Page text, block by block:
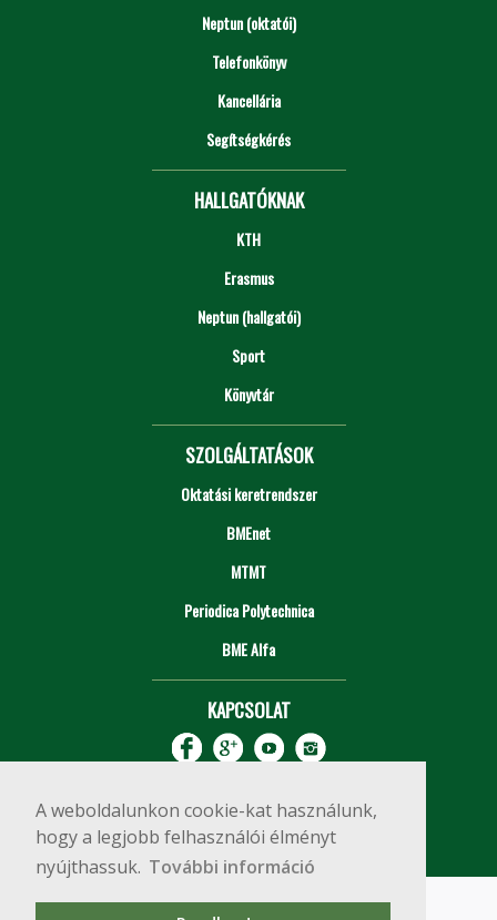
A weboldalunkon cookie-kat használunk,
hogy a legjobb felhasználói élményt
nyújthassuk. További információ
Neptun (oktatói)
Telefonkönyv
Kancellária
Segítségkérés
HALLGATÓKNAK
KTH
Erasmus
Neptun (hallgatói)
Sport
Könyvtár
SZOLGÁLTATÁSOK
Oktatási keretrendszer
BMEnet
MTMT
Periodica Polytechnica
BME Alfa
KAPCSOLAT
Copyright © 2020 BME Építőmérnöki Kar